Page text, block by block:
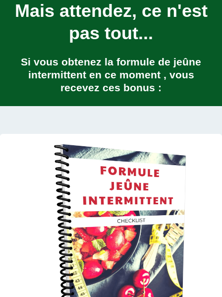
Mais attendez, ce n'est
pas tout...
Si vous obtenez la formule de jeûne
intermittent en ce moment , vous
recevez ces bonus :